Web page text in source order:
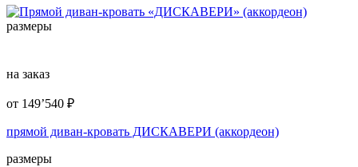
размеры
на заказ
от 149’540 ₽
прямой диван-кровать ДИСКАВЕРИ (аккордеон)
размеры